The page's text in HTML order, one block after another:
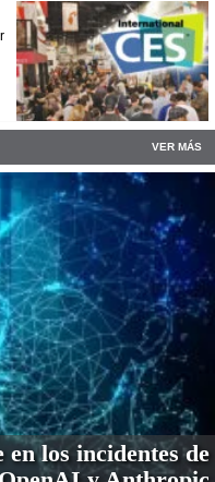
VER MÁS
los incidentes de